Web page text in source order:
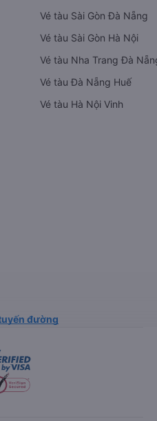
Vé tàu Sài Gòn Đà Nẵng
Vé tàu Sài Gòn Hà Nội
Vé tàu Nha Trang Đà
Vé tàu Đà Nẵng Huế
Vé tàu Hà Nội Vinh
đường